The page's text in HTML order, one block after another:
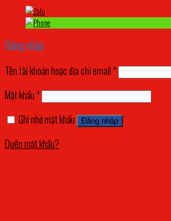
Đăng nhập
Tên tài khoản hoặc địa chỉ email *
Mật khẩu *
Ghi nhớ mật khẩu
Đăng nhập
Quên mật khẩu?